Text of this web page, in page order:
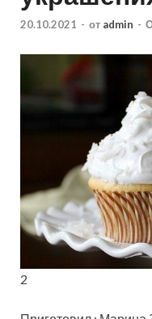
20.10.2021 - от admin -
2